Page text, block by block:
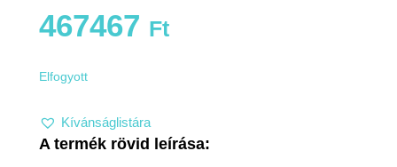
467467 Ft
Elfogyott
Kívánságlistára